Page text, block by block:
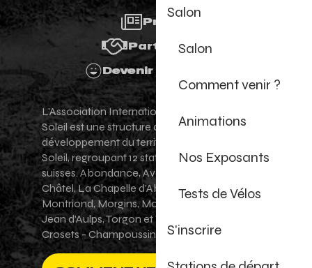
Salon
Salon
Comment venir ?
Animations
Nos Exposants
Tests de Vélos
S'inscrire
Presse
Partenaires
Devenir Bénévole
L'Association Internationale des Portes du
Soleil est une structure de promotion et de
développement du territoire des Portes du
Soleil, regroupant 12 stations villages franco-
suisses. Abondance, Avoriaz 1800, Champéry,
Châtel, La Chapelle d'Abondance, Les Gets,
Montriond, Morgins, Morzine-Avoriaz, Saint-
Jean d'Aulps, Torgon et Val-d'Illiez - Les
Crosets - Champoussin.